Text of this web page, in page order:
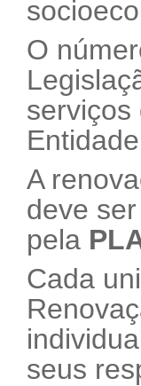
O
serviços
A
deve
pela
Cada
seus